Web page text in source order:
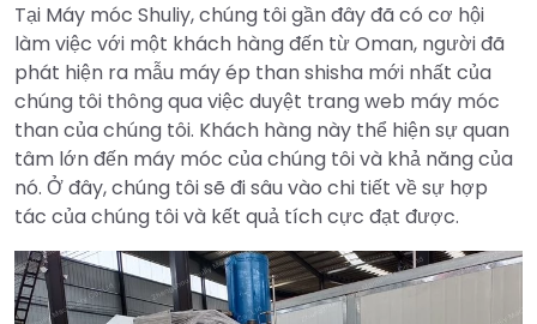
Tại Máy móc Shuliy, chúng tôi gần đây đã có cơ hội
làm việc với một khách hàng đến từ Oman, người đã
phát hiện ra mẫu máy ép than shisha mới nhất của
chúng tôi thông qua việc duyệt trang web máy móc
than của chúng tôi. Khách hàng này thể hiện sự quan
tâm lớn đến máy móc của chúng tôi và khả năng của
nó. Ở đây, chúng tôi sẽ đi sâu vào chi tiết về sự hợp
tác của chúng tôi và kết quả tích cực đạt được.